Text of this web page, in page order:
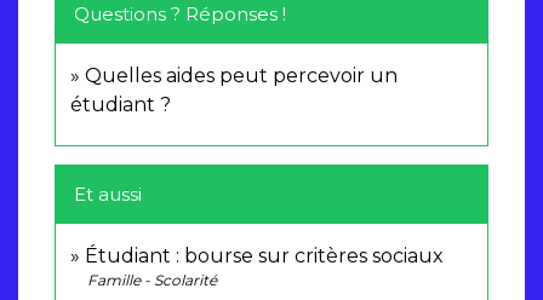
Questions ? Réponses !
Quelles aides peut percevoir un
étudiant ?
Et aussi
Étudiant : bourse sur critères sociaux
Famille - Scolarité